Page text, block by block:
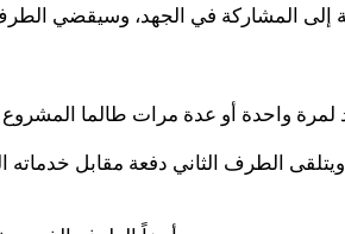
المشاركة في الجهد، وسيقضي
لمرة واحدة أو عدة مرات طالما
الطرف الثاني دفعة مقابل